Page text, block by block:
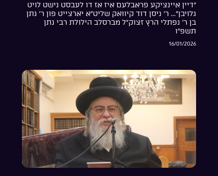
“דיין איינציקע פראבלעם איז אז דו לעבסט נישט לויט
גלויבן”… ר’ ניסן דוד קיוואק שליט”א יארצייט פון ר’ נתן
בן ר’ נפתלי הרץ זצוק”ל מברסלב הילולת רבי נתן
תשפ”ו
16/01/2026